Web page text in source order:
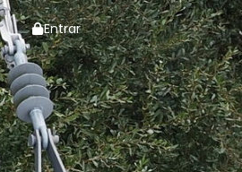
Entrar